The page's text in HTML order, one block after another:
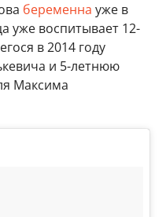
беременна уже в
уже воспитывает 12-
в 2014 году
и 5-летнюю
Максима